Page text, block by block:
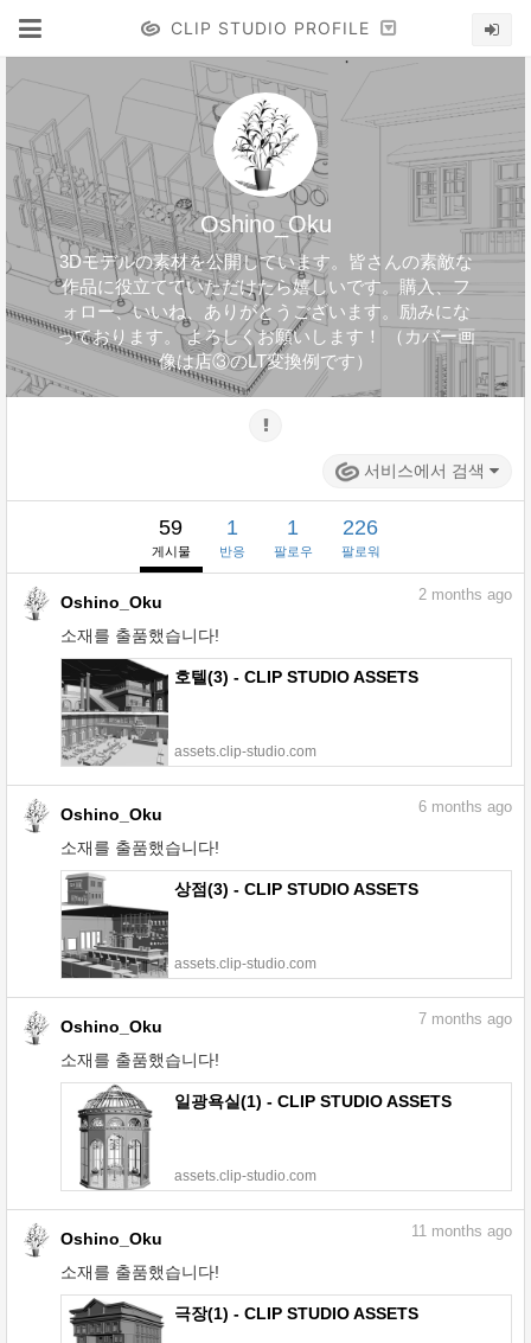
CLIP STUDIO PROFILE
Oshino_Oku
3Dモデルの素材を公開しています。皆さんの素敵な
作品に役立てていただけたら嬉しいです。購入、フ
ォロー、いいね、ありがとうございます。励みにな
っております。 よろしくお願いします！ （カバー画
像は店③のLT変換例です）
서비스에서 검색
59
게시물
1
반응
1
팔로우
226
팔로워
Oshino_Oku
소재를 출품했습니다!
2 months ago
호텔(3) - CLIP STUDIO ASSETS
assets.clip-studio.com
Oshino_Oku
소재를 출품했습니다!
6 months ago
상점(3) - CLIP STUDIO ASSETS
assets.clip-studio.com
Oshino_Oku
소재를 출품했습니다!
7 months ago
일광욕실(1) - CLIP STUDIO ASSETS
assets.clip-studio.com
Oshino_Oku
소재를 출품했습니다!
11 months ago
극장(1) - CLIP STUDIO ASSETS